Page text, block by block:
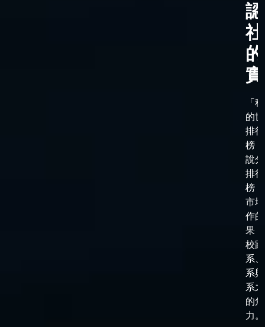
實
「
的
排行
榜
說
排行
榜
市
作
果
校跟
系
系
系
的角
力